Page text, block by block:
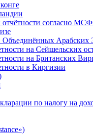
согласно
Объединённых
на Сейшельских
на Британских
в Киргизии
по налогу на